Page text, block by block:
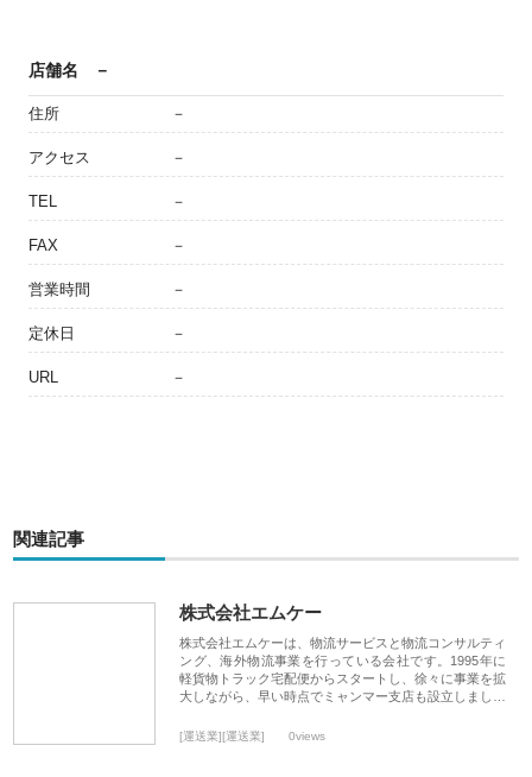
店舗名 －
住所 －
アクセス －
TEL －
FAX －
営業時間 －
定休日 －
URL －
関連記事
株式会社エムケー
株式会社エムケーは、物流サービスと物流コンサルティ
ング、海外物流事業を行っている会社です。1995年に
軽貨物トラック宅配便からスタートし、徐々に事業を拡
大しながら、早い時点でミャンマー支店も設立しまし…
[運送業][運送業] 0views